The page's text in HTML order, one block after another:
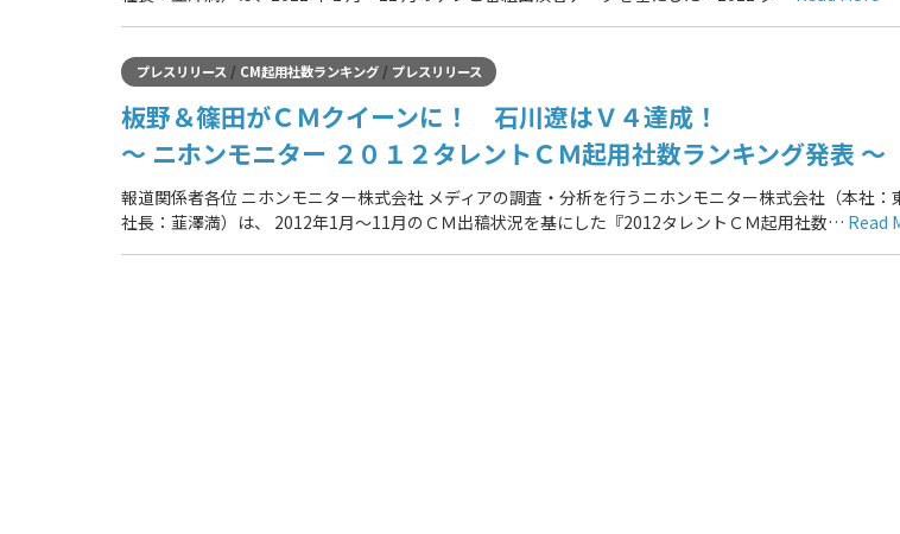
プレスリリース/ CM起用社数ランキング/ プレスリリース
板野＆篠田がＣＭクイーンに！ 石川遼はＶ４達成！
～ ニホンモニター ２０１２タレントＣＭ起用社数ランキング発表 ～
報道関係者各位 ニホンモニター株式会社 メディアの調査・分析を行うニホンモニター株式会社（本社
社長：韮澤満）は、 2012年1月～11月のＣＭ出稿状況を基にした『2012タレントＣＭ起用社数… Read